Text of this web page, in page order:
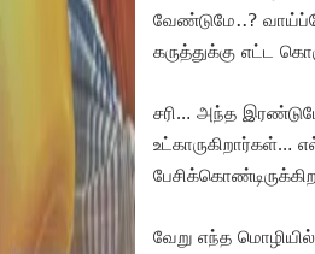
வேண்டுமே..?
கருத்துக்கு எட்ட
சரி… அந்த
வேறு எந்த மொழியில்